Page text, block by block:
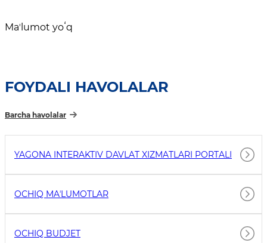
Maʼlumot yoʻq
FOYDALI HAVOLALAR
Barcha havolalar
YAGONA INTERAKTIV DAVLAT XIZMATLARI PORTALI
OCHIQ MAʼLUMOTLAR
OCHIQ BUDJET